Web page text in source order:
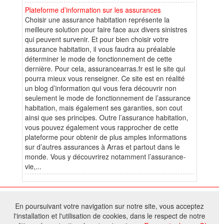
Plateforme d’information sur les assurances
Choisir une assurance habitation représente la
meilleure solution pour faire face aux divers sinistres
qui peuvent survenir. Et pour bien choisir votre
assurance habitation, il vous faudra au préalable
déterminer le mode de fonctionnement de cette
dernière. Pour cela, assurancearras.fr est le site qui
pourra mieux vous renseigner. Ce site est en réalité
un blog d’information qui vous fera découvrir non
seulement le mode de fonctionnement de l’assurance
habitation, mais également ses garanties, son cout
ainsi que ses principes. Outre l’assurance habitation,
vous pouvez également vous rapprocher de cette
plateforme pour obtenir de plus amples informations
sur d’autres assurances à Arras et partout dans le
monde. Vous y découvrirez notamment l’assurance-
vie,...
FontAwesome
Tous droits réservés - Toute reproduction du contenu de ce site, même
En poursuivant votre navigation sur notre site, vous acceptez
l'installation et l'utilisation de cookies, dans le respect de notre